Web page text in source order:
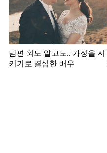
남편 외도 알고도.. 가정을 지
키기로 결심한 배우